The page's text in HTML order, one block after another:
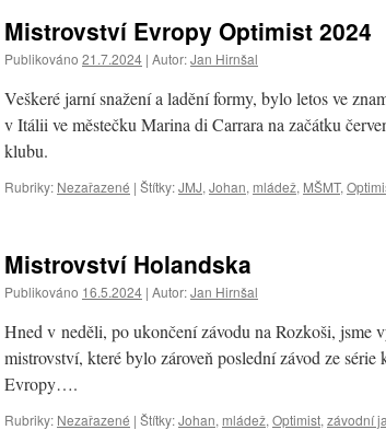
webu
Mistrovství Evropy Optimist 2024
Publikováno 21.7.2024 | Autor:Jan Hirnšal
Veškeré jarní snažení a ladění formy, bylo letos ve
v Itálii ve městečku Marina di Carrara na začátku
klubu.
Rubriky: Nezařazené | Štítky:JMJ, Johan, mládež, MŠMT,
Mistrovství Holandska
Publikováno 16.5.2024 | Autor:Jan Hirnšal
Hned v neděli, po ukončení závodu na Rozkoši, jsme
mistrovství, které bylo zároveň poslední závod ze
Evropy….
Rubriky: Nezařazené | Štítky:Johan, mládež, Optimist, závodní